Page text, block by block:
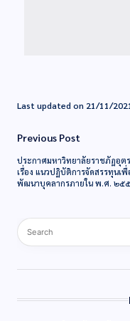
Last updated on 21/11/
Previous Post
ประกาศมหาวิทยาลัยราชภัฏอุต
เรื่อง แนวปฏิบัติการจัดสรรทุนเพื่
พัฒนาบุคลากรภายใน พ.ศ. ๒๕